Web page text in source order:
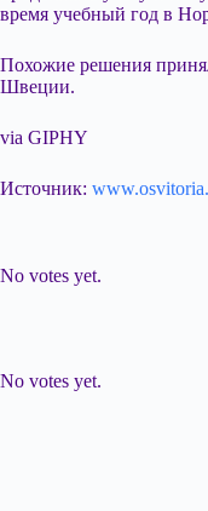
время учебный год в
Похожие решения
Швеции.
via GIPHY
Источник:
No votes yet.
No votes yet.